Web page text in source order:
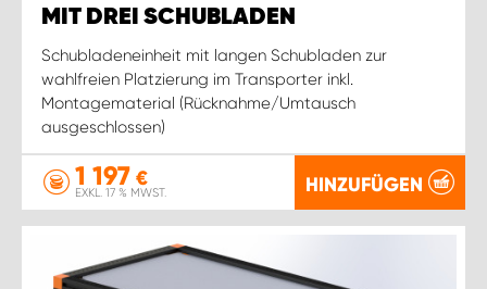
MIT DREI SCHUBLADEN
Schubladeneinheit mit langen Schubladen zur
wahlfreien Platzierung im Transporter inkl.
Montagematerial (Rücknahme/Umtausch
ausgeschlossen)
1 197 €
EXKL. 17 % MWST. HINZUFÜGEN